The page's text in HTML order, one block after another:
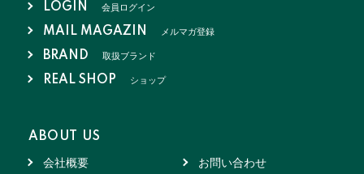
LOGIN 会員ログイン
MAIL MAGAZIN メルマガ登録
BRAND 取扱ブランド
REAL SHOP ショップ
ABOUT US
会社概要 お問い合わせ